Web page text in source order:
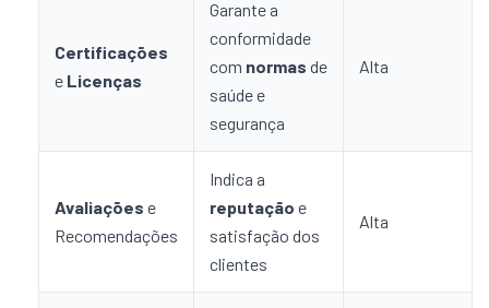
Certificações
e Licenças
Garante a
conformidade
com normas de
saúde e
segurança
Alta
Avaliações e
Recomendações
Indica a
reputação e
satisfação dos
clientes
Alta